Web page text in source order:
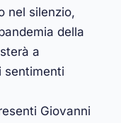
nel silenzio,
della
a
sentimenti
Giovanni